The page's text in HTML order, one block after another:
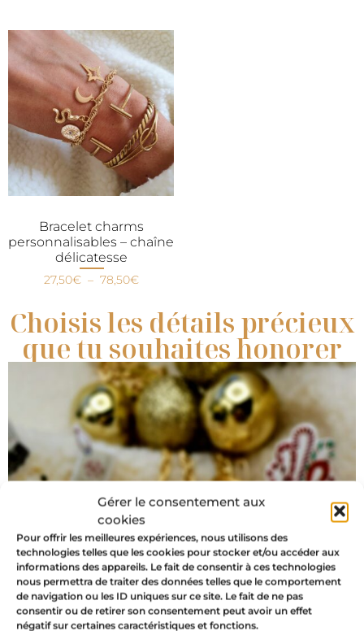
Gérer le consentement aux
cookies
Pour offrir les meilleures expériences, nous utilisons des
technologies telles que les cookies pour stocker et/ou accéder aux
informations des appareils. Le fait de consentir à ces technologies
nous permettra de traiter des données telles que le comportement
de navigation ou les ID uniques sur ce site. Le fait de ne pas
consentir ou de retirer son consentement peut avoir un effet
négatif sur certaines caractéristiques et fonctions.
Bracelet charms
personnalisables – chaîne
délicatesse
27,50€ – 78,50€
Choisis les détails précieux
que tu souhaites honorer